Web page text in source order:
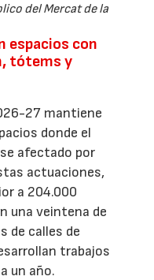
del Mercat de la
espacios con
tótems y
27 mantiene
donde el
afectado por
actuaciones,
a 204.000
una veintena de
de calles de
trabajos
un año.